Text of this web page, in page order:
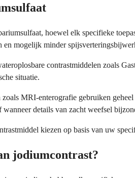
hoewel elk specifieke
en mogelijk minder
contrastmiddelen zoals
situatie.
MRI-enterografie gebruiken
details van zacht weefsel
kiezen op basis van uw
jodiumcontrast?